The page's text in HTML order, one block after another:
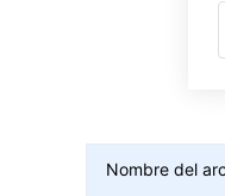
Nombre del